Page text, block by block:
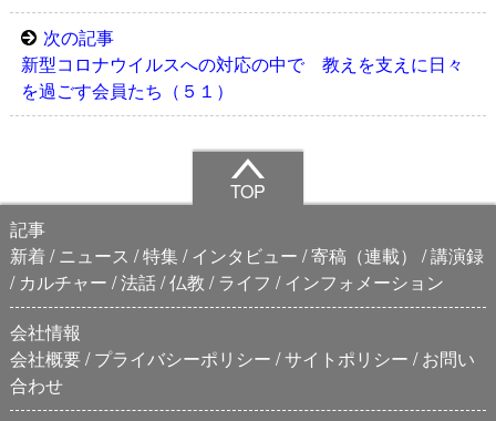
次の記事
新型コロナウイルスへの対応の中で 教えを支えに日々
を過ごす会員たち（５１）
TOP
記事
新着
ニュース 特集 インタビュー 寄稿（連載）
講演録
カルチャー 法話 仏教 ライフ
インフォメーション
会社情報
会社概要 プライバシーポリシー サイトポリシー
お問い
合わせ